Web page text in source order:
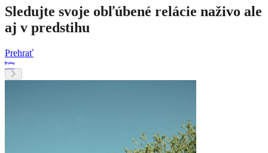
Sledujte svoje obľúbené relácie naživo ale
aj v predstihu
Prehrať